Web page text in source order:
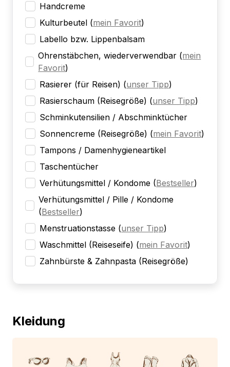
Handcreme
Kulturbeutel (mein Favorit)
Labello bzw. Lippenbalsam
Ohrenstäbchen, wiederverwendbar (mein
Favorit)
Rasierer (für Reisen) (unser Tipp)
Rasierschaum (Reisegröße) (unser Tipp)
Schminkutensilien / Abschminktücher
Sonnencreme (Reisegröße) (mein Favorit)
Tampons / Damenhygieneartikel
Taschentücher
Verhütungsmittel / Kondome (Bestseller)
Verhütungsmittel / Pille / Kondome
(Bestseller)
Menstruationstasse (unser Tipp)
Waschmittel (Reiseseife) (mein Favorit)
Zahnbürste & Zahnpasta (Reisegröße)
Kleidung